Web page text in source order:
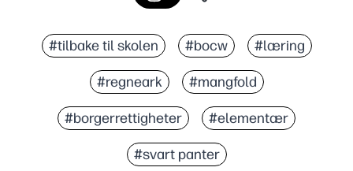
#tilbake til skolen #bocw #læring
#regneark #mangfold
#borgerrettigheter #elementær
#svart panter